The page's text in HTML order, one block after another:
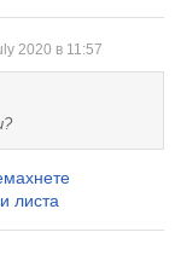
2020 в 11:57
листа